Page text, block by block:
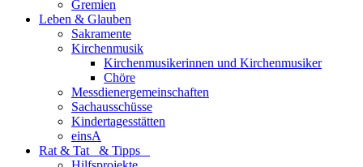
Gremien
Leben & Glauben
Sakramente
Kirchenmusik
Kirchenmusikerinnen und Kirchenmusiker
Chöre
Messdienergemeinschaften
Sachausschüsse
Kindertagesstätten
einsA
Rat & Tat & Tipps